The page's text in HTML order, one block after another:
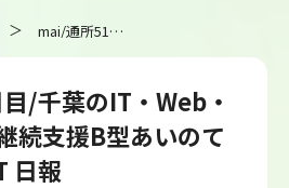
mai/通所51日目/千葉のIT・Web・デザイン就労継続支援B型あいのてOne＆Only IT 日報
/千葉のIT・Web・
続支援B型あいのて
日報